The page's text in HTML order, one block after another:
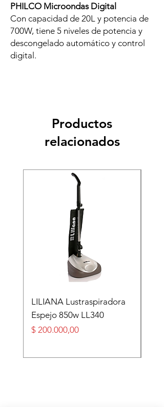
PHILCO Microondas Digital
Con capacidad de 20L y potencia de
700W, tiene 5 niveles de potencia y
descongelado automático y control
digital.
Productos
relacionados
LILIANA Lustraspiradora
Espejo 850w LL340
Precio
$ 200.000,00